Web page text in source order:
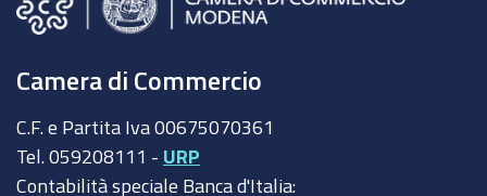
Camera di Commercio
C.F. e Partita Iva 00675070361
Tel. 059208111 - URP
Contabilità speciale Banca d'Italia: